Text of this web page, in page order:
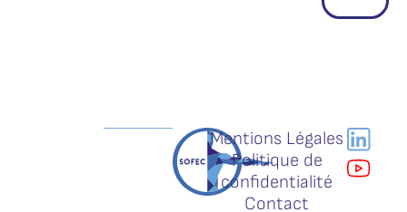
Mentions Légales
Politique de
confidentialité
Contact